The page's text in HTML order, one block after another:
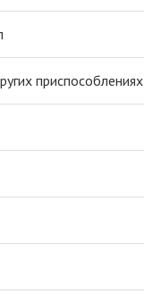
приспособлениях